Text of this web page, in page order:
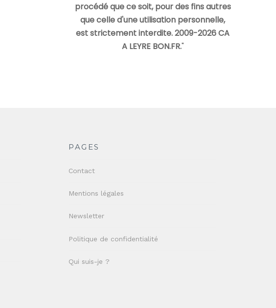
procédé que ce soit, pour des fins autres
que celle d'une utilisation personnelle,
est strictement interdite. 2009-2026 CA
A LEYRE BON.FR."
PAGES
Contact
Mentions légales
Newsletter
Politique de confidentialité
Qui suis-je ?